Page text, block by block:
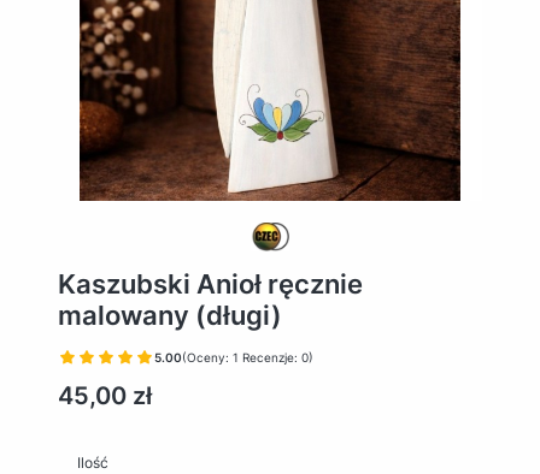
Kaszubski Anioł ręcznie
malowany (długi)
5.00(Oceny: 1 Recenzje: 0)
Cena
45,00 zł
Ilość